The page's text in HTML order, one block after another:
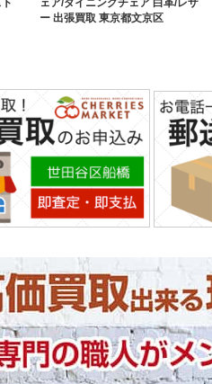
ェア/ダイニングチェア 白革/レザ
ー 出張買取 東京都文京区